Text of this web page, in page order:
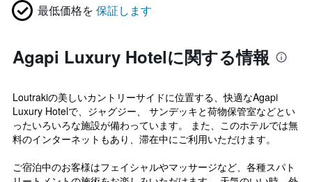
最低価格を 保証します
Agapi Luxury Hotelに関する情報
Loutrakiの美しいカントリーサイドに位置する、快適なAgapi
Luxury Hotelで、ジャグジー、 サンデッキと荷物保管室などとい
ったいろいろな施設が備わっています。 また、このホテルでは無
料のインターネットもあり、滞在中にご利用いただけます。
ご宿泊中のお客様はフェイシャルやマッサージなど、各種スパト